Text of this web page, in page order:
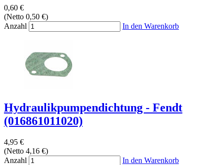
0,60 €
(Netto 0,50 €)
Anzahl
In den Warenkorb
Hydraulikpumpendichtung - Fendt
(016861011020)
4,95 €
(Netto 4,16 €)
Anzahl
In den Warenkorb